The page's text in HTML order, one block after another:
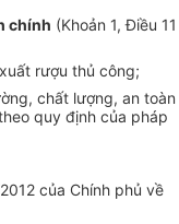
chính (Khoản 1, Điều 11
rượu thủ công;
chất lượng, an toàn
quy định của pháp
của Chính phủ về